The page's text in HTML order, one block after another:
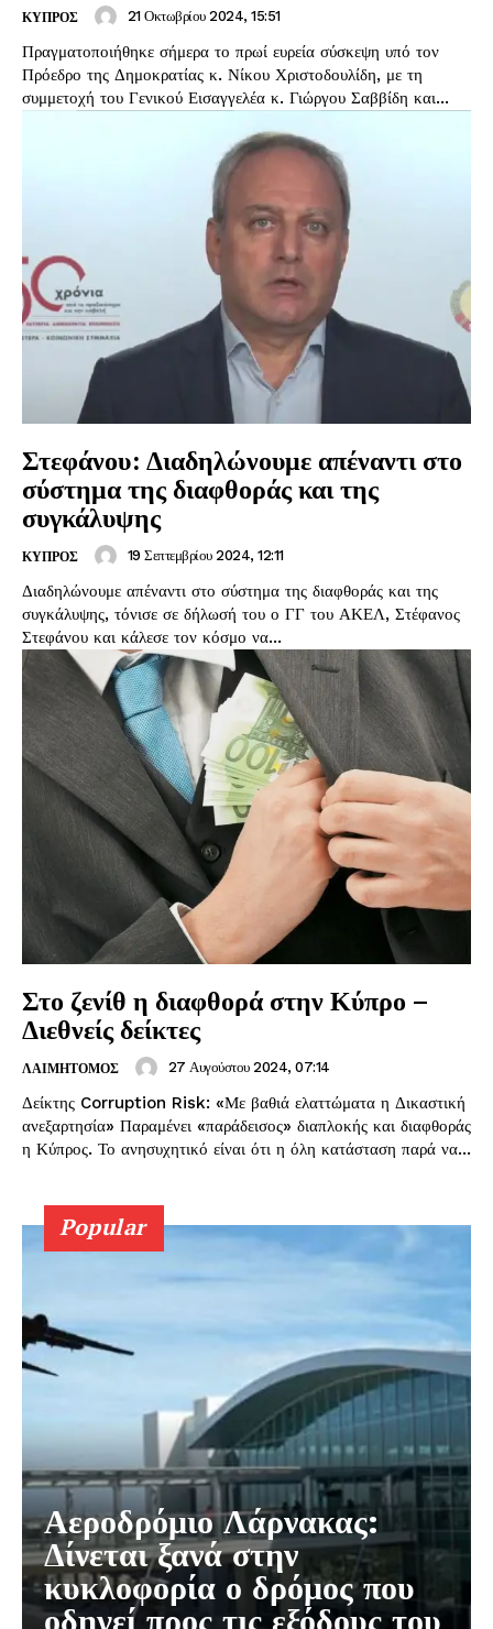
ΚΥΠΡΟΣ 21 Οκτωβρίου 2024, 15:51
Πραγματοποιήθηκε σήμερα το πρωί ευρεία σύσκεψη υπό τον
Πρόεδρο της Δημοκρατίας κ. Νίκου Χριστοδουλίδη, με τη
συμμετοχή του Γενικού Εισαγγελέα κ. Γιώργου Σαββίδη και...
Στεφάνου: Διαδηλώνουμε απέναντι στο
σύστημα της διαφθοράς και της
συγκάλυψης
ΚΥΠΡΟΣ 19 Σεπτεμβρίου 2024, 12:11
Διαδηλώνουμε απέναντι στο σύστημα της διαφθοράς και της
συγκάλυψης, τόνισε σε δήλωσή του ο ΓΓ του ΑΚΕΛ, Στέφανος
Στεφάνου και κάλεσε τον κόσμο να...
Στο ζενίθ η διαφθορά στην Κύπρο –
Διεθνείς δείκτες
ΛΑΙΜΗΤΟΜΟΣ 27 Αυγούστου 2024, 07:14
Δείκτης Corruption Risk: «Με βαθιά ελαττώματα η Δικαστική
ανεξαρτησία» Παραμένει «παράδεισος» διαπλοκής και διαφθοράς
η Κύπρος. Το ανησυχητικό είναι ότι η όλη κατάσταση παρά να...
Popular
Αεροδρόμιο Λάρνακας:
Δίνεται ξανά στην
κυκλοφορία ο δρόμος που
οδηγεί προς τις εξόδους του